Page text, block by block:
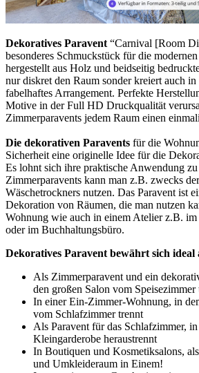
Dekoratives Paravent “Carnival [Room
besonderes Schmuckstück für die
hergestellt aus Holz und beidseitig
nur diskret den Raum sonder kreiert auch in
fabelhaftes Arrangement. Perfekte
Motive in der Full HD Druckqualität
Zimmerparavents jedem Raum einen
Die dekorativen Paravents für die
Sicherheit eine originelle Idee für die
Es lohnt sich ihre praktische Anwendung
Zimmerparavents kann man z.B. zwecks
Wäschetrockners nutzen. Das Paravent ist
Dekoration von Räumen, die man nutzen
Wohnung wie auch in einem Atelier z.B.
oder im Buchhaltungsbüro.
Dekoratives Paravent bewährt sich ideal
Als Zimmerparavent und ein
den großen Salon vom
In einer Ein-Zimmer-Wohnung, in
vom Schlafzimmer trennt
Als Paravent für das Schlafzimmer,
Kleingarderobe heraustrennt
In Boutiquen und Kosmetiksalons,
und Umkleideraum in Einem!